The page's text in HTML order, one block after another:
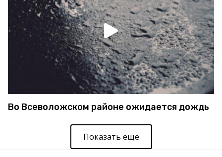
Во Всеволожском районе ожидается дождь
Показать еще